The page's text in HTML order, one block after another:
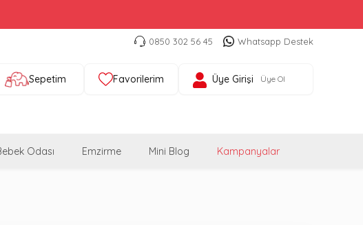
0850 302 56 45 Whatsapp Destek
Sepetim Favorilerim Üye Girişi Üye Ol
Odası Emzirme Mini Blog Kampanyalar